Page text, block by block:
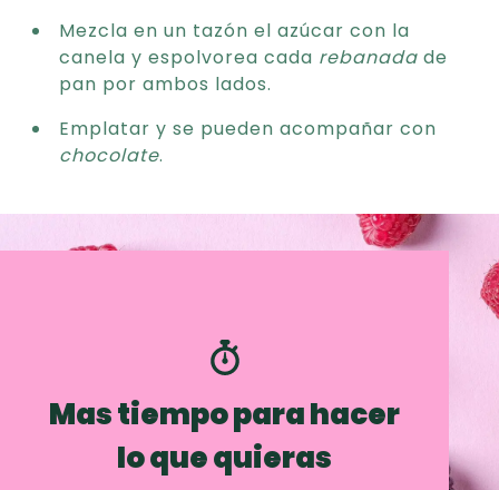
Mezcla en un tazón el azúcar con la
canela y espolvorea cada rebanada de
pan por ambos lados.
Emplatar y se pueden acompañar con
chocolate.
Mas tiempo para hacer
lo que quieras